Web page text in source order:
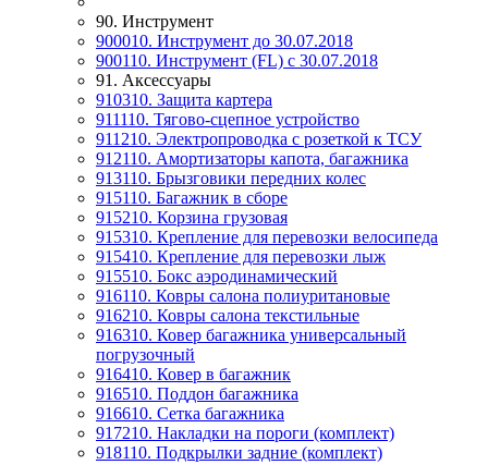
90. Инструмент
900010. Инструмент до 30.07.2018
900110. Инструмент (FL) c 30.07.2018
91. Аксессуары
910310. Защита картера
911110. Тягово-сцепное устройство
911210. Электропроводка с розеткой к ТСУ
912110. Амортизаторы капота, багажника
913110. Брызговики передних колес
915110. Багажник в сборе
915210. Корзина грузовая
915310. Крепление для перевозки велосипеда
915410. Крепление для перевозки лыж
915510. Бокс аэродинамический
916110. Ковры салона полиуритановые
916210. Ковры салона текстильные
916310. Ковер багажника универсальный
погрузочный
916410. Ковер в багажник
916510. Поддон багажника
916610. Сетка багажника
917210. Накладки на пороги (комплект)
918110. Подкрылки задние (комплект)